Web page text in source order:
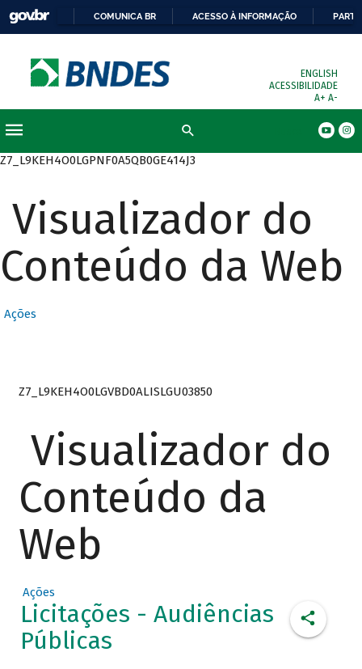
COMUNICA BR ACESSO À INFORMAÇÃO
ENGLISH
ACESSIBILIDADE
A+ A-
Z7_L9KEH4O0LGPNF0A5QB0GE414J3
Visualizador do
Conteúdo da Web
Ações
Z7_L9KEH4O0LGVBD0ALISLGU03850
Visualizador do
Conteúdo da
Web
Ações
Licitações - Audiências
Públicas